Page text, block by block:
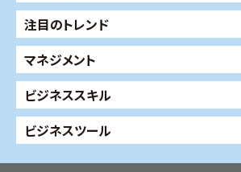
注目のトレンド
マネジメント
ビジネススキル
ビジネスツール